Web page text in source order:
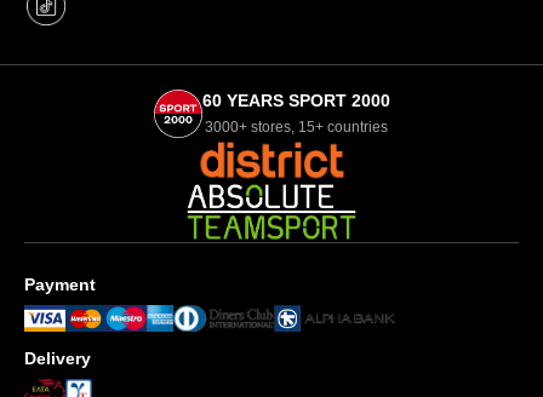
60 YEARS SPORT 2000
3000+ stores, 15+ countries
Payment
Delivery